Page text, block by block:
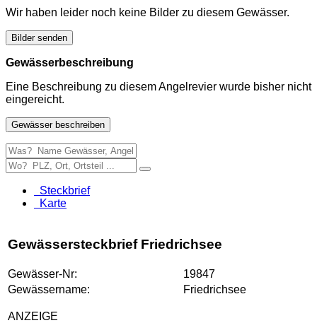
Wir haben leider noch keine Bilder zu diesem Gewässer.
Bilder senden
Gewässerbeschreibung
Eine Beschreibung zu diesem Angelrevier wurde bisher nicht
eingereicht.
Gewässer beschreiben
Steckbrief
Karte
Gewässersteckbrief Friedrichsee
Gewässer-Nr:
19847
Gewässername:
Friedrichsee
ANZEIGE